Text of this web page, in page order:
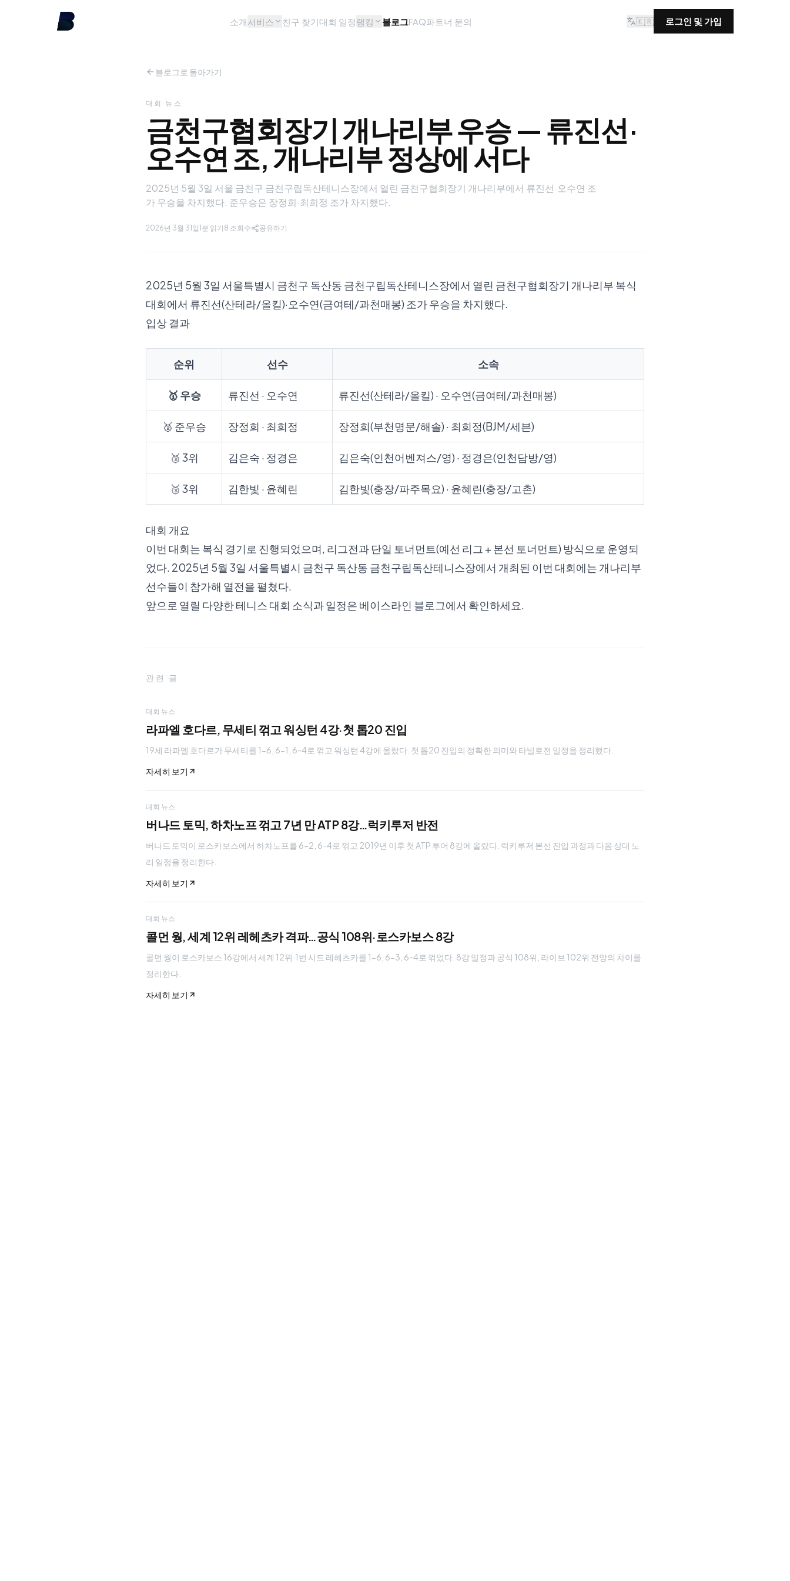
소개 서비스 친구 찾기대회 일정랭킹 블로그FAQ파트너 문의 🇰🇷 로그인 및 가입
블로그로 돌아가기
대회 뉴스
금천구협회장기 개나리부 우승 — 류진선·
오수연 조, 개나리부 정상에 서다
2025년 5월 3일 서울 금천구 금천구립독산테니스장에서 열린 금천구협회장기 개나리부에서 류진선·오수연 조
가 우승을 차지했다. 준우승은 장정희·최희정 조가 차지했다.
2026년 3월 31일1분 읽기 8 조회수 공유하기
2025년 5월 3일 서울특별시 금천구 독산동 금천구립독산테니스장에서 열린 금천구협회장기 개나리부 복식
대회에서 류진선(산테라/올킬)·오수연(금여테/과천매봉) 조가 우승을 차지했다.
입상 결과
순위 선수 소속
🥇 우승 류진선 · 오수연 류진선(산테라/올킬) · 오수연(금여테/과천매봉)
🥈 준우승 장정희 · 최희정 장정희(부천명문/해솔) · 최희정(BJM/세븐)
🥉 3위 김은숙 · 정경은 김은숙(인천어벤져스/영) · 정경은(인천담방/영)
🥉 3위 김한빛 · 윤혜린 김한빛(충장/파주목요) · 윤혜린(충장/고촌)
대회 개요
이번 대회는 복식 경기로 진행되었으며, 리그전과 단일 토너먼트(예선 리그 + 본선 토너먼트) 방식으로 운영되
었다. 2025년 5월 3일 서울특별시 금천구 독산동 금천구립독산테니스장에서 개최된 이번 대회에는 개나리부
선수들이 참가해 열전을 펼쳤다.
앞으로 열릴 다양한 테니스 대회 소식과 일정은 베이스라인 블로그에서 확인하세요.
관련 글
대회 뉴스
라파엘 호다르, 무세티 꺾고 워싱턴 4강·첫 톱20 진입
19세 라파엘 호다르가 무세티를 1-6, 6-1, 6-4로 꺾고 워싱턴 4강에 올랐다. 첫 톱20 진입의 정확한 의미와 타빌로전 일정을 정리했다.
자세히 보기
대회 뉴스
버나드 토믹, 하차노프 꺾고 7년 만 ATP 8강…럭키루저 반전
버나드 토믹이 로스카보스에서 하차노프를 6-2, 6-4로 꺾고 2019년 이후 첫 ATP 투어 8강에 올랐다. 럭키루저 본선 진입 과정과 다음 상대 노
리 일정을 정리한다.
자세히 보기
대회 뉴스
콜먼 웡, 세계 12위 레헤츠카 격파…공식 108위·로스카보스 8강
콜먼 웡이 로스카보스 16강에서 세계 12위·1번 시드 레헤츠카를 1-6, 6-3, 6-4로 꺾었다. 8강 일정과 공식 108위, 라이브 102위 전망의 차이를
정리한다.
자세히 보기